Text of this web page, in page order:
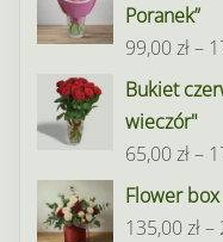
Poranek”
99,00zł–
Bukiet
wieczór"
65,00zł–
Flower
135,00zł–